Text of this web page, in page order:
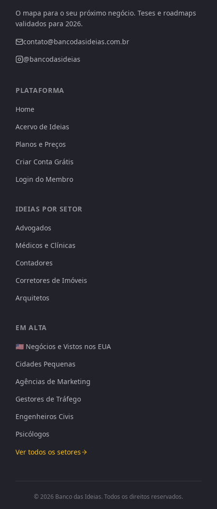
O mapa para o seu próximo negócio. Teses e roadmaps
validados para 2026.
contato@bancodasideias.com.br
@bancodasideias
PLATAFORMA
Home
Acervo de Ideias
Planos e Preços
Criar Conta Grátis
Login do Membro
IDEIAS POR SETOR
Advogados
Médicos e Clínicas
Contadores
Corretores de Imóveis
Arquitetos
EM ALTA
🇺🇸 Negócios e Vistos nos EUA
Cidades Pequenas
Agências de Marketing
Gestores de Tráfego
Engenheiros Civis
Psicólogos
Ver todos os setores
© 2026 Banco das Ideias. Todos os direitos reservados.